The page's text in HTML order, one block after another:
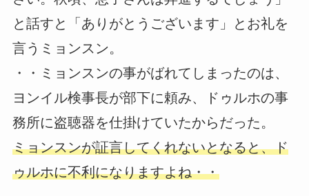
と話すと「ありがとうございます」とお礼を
言うミョンスン。
・・ミョンスンの事がばれてしまったのは、
ヨンイル検事長が部下に頼み、ドゥルホの事
務所に盗聴器を仕掛けていたからだった。
ミョンスンが証言してくれないとなると、ド
ゥルホに不利になりますよね・・